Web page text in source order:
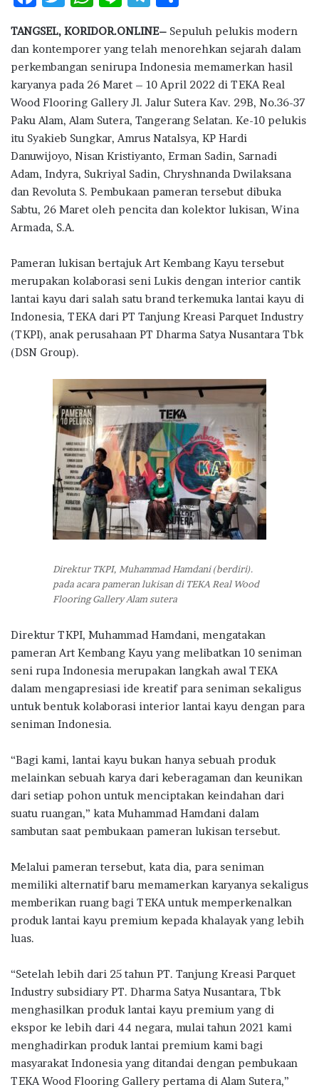
e
b
o
o
k
it
te
r
at
s
A
p
p
e e
g
ra
m
ar
e
TANGSEL, KORIDOR.ONLINE– Sepuluh pelukis modern
dan kontemporer yang telah menorehkan sejarah dalam
perkembangan senirupa Indonesia memamerkan hasil
karyanya pada 26 Maret – 10 April 2022 di TEKA Real
Wood Flooring Gallery Jl. Jalur Sutera Kav. 29B, No.36-37
Paku Alam, Alam Sutera, Tangerang Selatan. Ke-10 pelukis
itu Syakieb Sungkar, Amrus Natalsya, KP Hardi
Danuwijoyo, Nisan Kristiyanto, Erman Sadin, Sarnadi
Adam, Indyra, Sukriyal Sadin, Chryshnanda Dwilaksana
dan Revoluta S. Pembukaan pameran tersebut dibuka
Sabtu, 26 Maret oleh pencita dan kolektor lukisan, Wina
Armada, S.A.
Pameran lukisan bertajuk Art Kembang Kayu tersebut
merupakan kolaborasi seni Lukis dengan interior cantik
lantai kayu dari salah satu brand terkemuka lantai kayu di
Indonesia, TEKA dari PT Tanjung Kreasi Parquet Industry
(TKPI), anak perusahaan PT Dharma Satya Nusantara Tbk
(DSN Group).
Direktur TKPI, Muhammad Hamdani (berdiri).
pada acara pameran lukisan di TEKA Real Wood
Flooring Gallery Alam sutera
Direktur TKPI, Muhammad Hamdani, mengatakan
pameran Art Kembang Kayu yang melibatkan 10 seniman
seni rupa Indonesia merupakan langkah awal TEKA
dalam mengapresiasi ide kreatif para seniman sekaligus
untuk bentuk kolaborasi interior lantai kayu dengan para
seniman Indonesia.
“Bagi kami, lantai kayu bukan hanya sebuah produk
melainkan sebuah karya dari keberagaman dan keunikan
dari setiap pohon untuk menciptakan keindahan dari
suatu ruangan,” kata Muhammad Hamdani dalam
sambutan saat pembukaan pameran lukisan tersebut.
Melalui pameran tersebut, kata dia, para seniman
memiliki alternatif baru memamerkan karyanya sekaligus
memberikan ruang bagi TEKA untuk memperkenalkan
produk lantai kayu premium kepada khalayak yang lebih
luas.
“Setelah lebih dari 25 tahun PT. Tanjung Kreasi Parquet
Industry subsidiary PT. Dharma Satya Nusantara, Tbk
menghasilkan produk lantai kayu premium yang di
ekspor ke lebih dari 44 negara, mulai tahun 2021 kami
menghadirkan produk lantai premium kami bagi
masyarakat Indonesia yang ditandai dengan pembukaan
TEKA Wood Flooring Gallery pertama di Alam Sutera,”